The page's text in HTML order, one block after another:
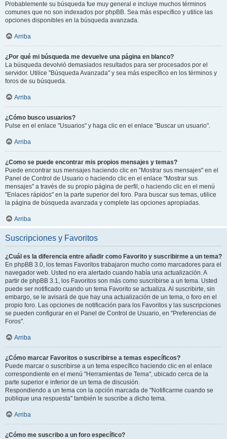
Probablemente su búsqueda fue muy general e incluye muchos términos
comunes que no son indexados por phpBB. Sea más específico y utilice las
opciones disponibles en la búsqueda avanzada.
Arriba
¿Por qué mi búsqueda me devuelve una página en blanco?
La búsqueda devolvió demasiados resultados para ser procesados por el
servidor. Utilice "Búsqueda Avanzada" y sea más específico en los términos y
foros de su búsqueda.
Arriba
¿Cómo busco usuarios?
Pulse en el enlace "Usuarios" y haga clic en el enlace "Buscar un usuario".
Arriba
¿Como se puede encontrar mis propios mensajes y temas?
Puede encontrar sus mensajes haciendo clic en "Mostrar sus mensajes" en el
Panel de Control de Usuario o haciendo clic en el enlace "Mostrar sus
mensajes" a través de su propio página de perfil, o haciendo clic en el menú
"Enlaces rápidos" en la parte superior del foro. Para buscar sus temas, utilice
la página de búsqueda avanzada y complete las opciones apropiadas.
Arriba
Suscripciones y Favoritos
¿Cuál es la diferencia entre añadir como Favorito y suscribirme a un tema?
En phpBB 3.0, los temas Favoritos trabajaron mucho como marcadores para el
navegador web. Usted no era alertado cuando había una actualización. A
partir de phpBB 3.1, los Favoritos son más como suscribirse a un tema. Usted
puede ser notificado cuando un tema Favorito se actualiza. Al suscribirte, sin
embargo, se le avisará de que hay una actualización de un tema, o foro en el
propio foro. Las opciones de notificación para los Favoritos y las suscripciones
se pueden configurar en el Panel de Control de Usuario, en "Preferencias de
Foros".
Arriba
¿Cómo marcar Favoritos o suscribirse a temas específicos?
Puede marcar o suscribirse a un tema específico haciendo clic en el enlace
correspondiente en el menú "Herramientas de Tema", ubicado cerca de la
parte superior e inferior de un tema de discusión.
Respondiendo a un tema con la opción marcada de "Notificarme cuando se
publique una respuesta" también le suscribe a dicho tema.
Arriba
¿Cómo me suscribo a un foro específico?